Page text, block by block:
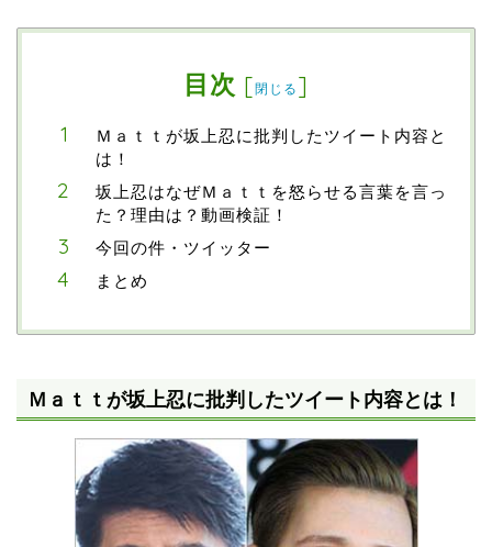
目次 [閉じる ]
Ｍａｔｔが坂上忍に批判したツイート内容と
は！
坂上忍はなぜＭａｔｔを怒らせる言葉を言っ
た？理由は？動画検証！
今回の件・ツイッター
まとめ
Ｍａｔｔが坂上忍に批判したツイート内容とは！